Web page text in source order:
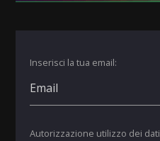
Inserisci la tua email:
Autorizzazione utilizzo dei dati